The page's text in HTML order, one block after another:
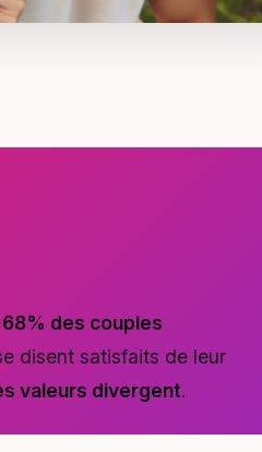
68% des couples
disent satisfaits de leur
valeurs divergent.